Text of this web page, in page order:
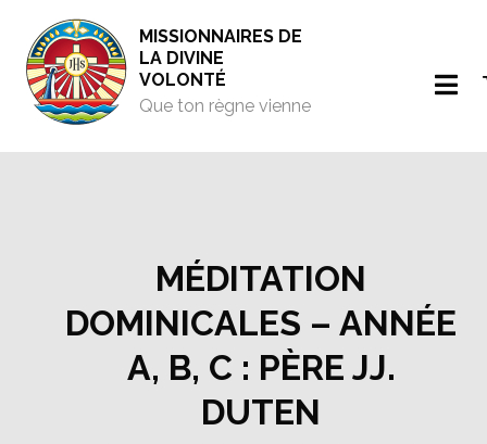
MISSIONNAIRES DE
LA DIVINE
VOLONTÉ
Que ton règne vienne
MÉDITATION
DOMINICALES – ANNÉE
A, B, C : PÈRE JJ.
DUTEN